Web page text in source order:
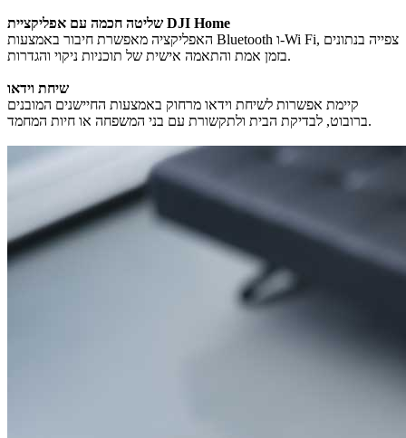
שליטה חכמה עם אפליקציית DJI Home
האפליקציה מאפשרת חיבור באמצעות Bluetooth ו-Wi Fi, צפייה בנתונים
בזמן אמת והתאמה אישית של תוכניות ניקוי והגדרות.
שיחת וידאו
קיימת אפשרות לשיחת וידאו מרחוק באמצעות החיישנים המובנים
ברובוט, לבדיקת הבית ולתקשורת עם בני המשפחה או חיות המחמד.